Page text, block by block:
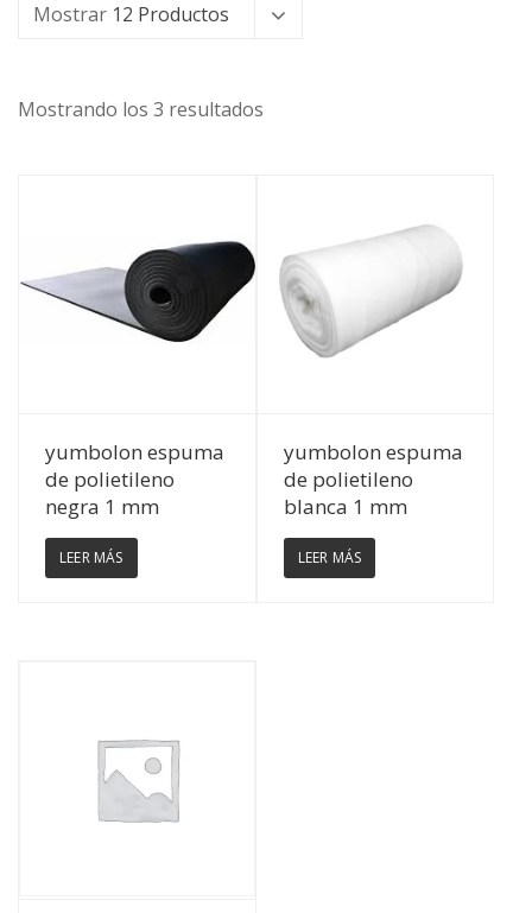
Mostrar 12 Productos
Mostrando los 3 resultados
Ver Detalles
yumbolon espuma
de polietileno
negra 1 mm
LEER MÁS
Ver Detalles
yumbolon espuma
de polietileno
blanca 1 mm
LEER MÁS